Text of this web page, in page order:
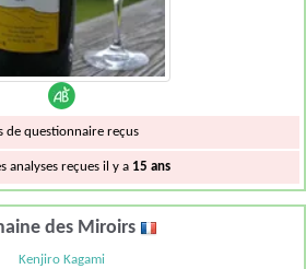
de questionnaire reçus
analyses reçues il y a 15 ans
des Miroirs
Kenjiro Kagami